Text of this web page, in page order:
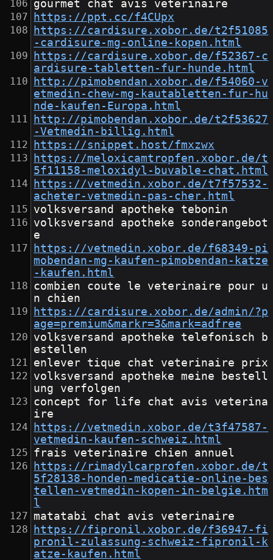
gourmet chat avis veterinaire
https://ppt.cc/f4CUpx
https://cardisure.xobor.de/t2f51085
-cardisure-mg-online-kopen.html
https://cardisure.xobor.de/f52367-c
ardisure-tabletten-fur-hunde.html
http://pimobendan.xobor.de/f54060-v
etmedin-chew-mg-kautabletten-fur-hu
nde-kaufen-Europa.html
http://pimobendan.xobor.de/t2f53627
-Vetmedin-billig.html
https://snippet.host/fmxzwx
https://meloxicamtropfen.xobor.de/t
5f11158-meloxidyl-buvable-chat.html
https://vetmedin.xobor.de/t7f57532-
acheter-vetmedin-pas-cher.html
volksversand apotheke tebonin
volksversand apotheke sonderangebot
e
https://vetmedin.xobor.de/f68349-pi
mobendan-mg-kaufen-pimobendan-katze
-kaufen.html
combien coute le veterinaire pour u
n chien
https://cardisure.xobor.de/admin/?p
age=premium&markr=3&mark=adfree
volksversand apotheke telefonisch b
estellen
enlever tique chat veterinaire prix
volksversand apotheke meine bestell
ung verfolgen
concept for life chat avis veterina
ire
https://vetmedin.xobor.de/t3f47587-
vetmedin-kaufen-schweiz.html
frais veterinaire chien annuel
https://rimadylcarprofen.xobor.de/t
5f28138-honden-medicatie-online-bes
tellen-vetmedin-kopen-in-belgie.htm
l
matatabi chat avis veterinaire
https://fipronil.xobor.de/f36947-fi
pronil-zulassung-schweiz-fipronil-k
atze-kaufen.html